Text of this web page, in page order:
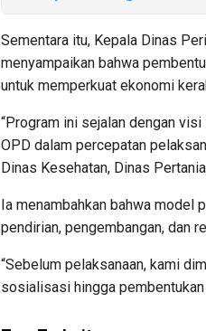
Sementara itu, Kepala Dinas
menyampaikan bahwa
untuk memperkuat ekonomi
“Program ini sejalan dengan
OPD dalam percepatan
Dinas Kesehatan, Dinas
Ia menambahkan bahwa model
pendirian, pengembangan, dan
“Sebelum pelaksanaan, kami
sosialisasi hingga